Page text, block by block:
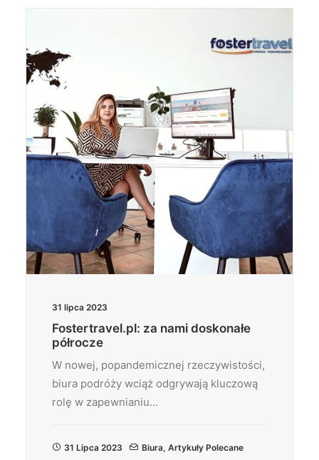
31 lipca 2023
Fostertravel.pl: za nami doskonałe
półrocze
W nowej, popandemicznej rzeczywistości,
biura podróży wciąż odgrywają kluczową
rolę w zapewnianiu…
31 Lipca 2023 Biura, Artykuły Polecane